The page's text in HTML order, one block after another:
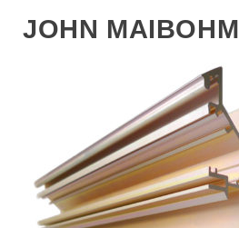
JOHN MAIBOHM